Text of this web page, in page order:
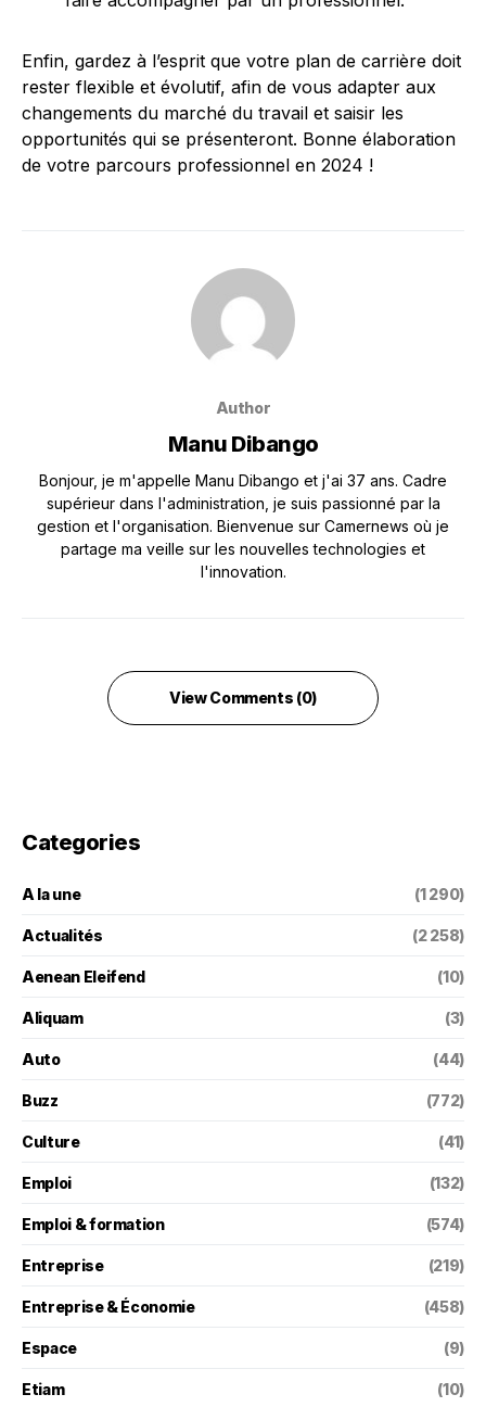
Enfin, gardez à l’esprit que votre plan de carrière doit
rester flexible et évolutif, afin de vous adapter aux
changements du marché du travail et saisir les
opportunités qui se présenteront. Bonne élaboration
de votre parcours professionnel en 2024 !
Author
Manu Dibango
Bonjour, je m'appelle Manu Dibango et j'ai 37 ans. Cadre
supérieur dans l'administration, je suis passionné par la
gestion et l'organisation. Bienvenue sur Camernews où je
partage ma veille sur les nouvelles technologies et
l'innovation.
View Comments (0)
Categories
A la une (1 290)
Actualités (2 258)
Aenean Eleifend (10)
Aliquam (3)
Auto (44)
Buzz (772)
Culture (41)
Emploi (132)
Emploi & formation (574)
Entreprise (219)
Entreprise & Économie (458)
Espace (9)
Etiam (10)